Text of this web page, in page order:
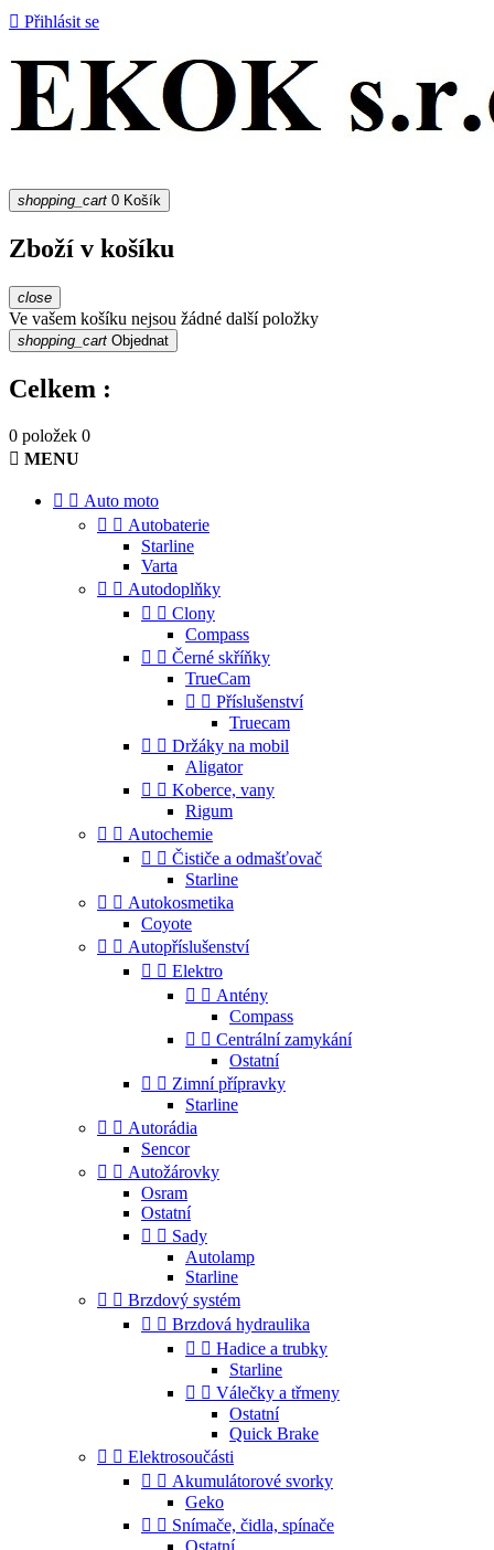
 Přihlásit se
shopping_cart 0 Košík
Zboží v košíku
close
Ve vašem košíku nejsou žádné další položky
shopping_cart Objednat
Celkem :
0 položek 0
 MENU
  Auto moto
  Autobaterie
Starline
Varta
  Autodoplňky
  Clony
Compass
  Černé skříňky
TrueCam
  Příslušenství
Truecam
  Držáky na mobil
Aligator
  Koberce, vany
Rigum
  Autochemie
  Čističe a odmašťovač
Starline
  Autokosmetika
Coyote
  Autopříslušenství
  Elektro
  Antény
Compass
  Centrální zamykání
Ostatní
  Zimní přípravky
Starline
  Autorádia
Sencor
  Autožárovky
Osram
Ostatní
  Sady
Autolamp
Starline
  Brzdový systém
  Brzdová hydraulika
  Hadice a trubky
Starline
  Válečky a třmeny
Ostatní
Quick Brake
  Elektrosoučásti
  Akumulátorové svorky
Geko
  Snímače, čidla, spínače
Ostatní